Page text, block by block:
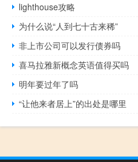
lighthouse攻略
为什么说“人到七十古来稀”
非上市公司可以发行债券吗
喜马拉雅新概念英语值得买吗
明年要过年了吗
“让他来者居上”的出处是哪里